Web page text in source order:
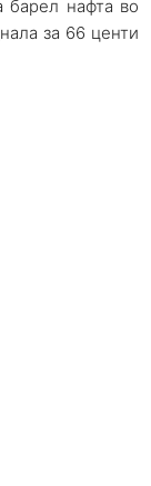
барел нафта во
за 66 центи